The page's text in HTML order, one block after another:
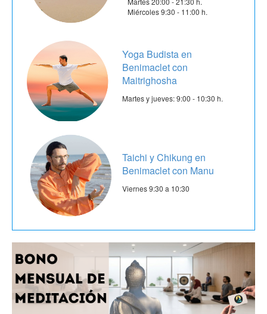
Miércoles 9:30 - 11:00 h.
Yoga Budista en
Benimaclet con
Maitrighosha
Martes y jueves: 9:00 - 10:30 h.
Taichi y Chikung en
Benimaclet con Manu
Viernes 9:30 a 10:30